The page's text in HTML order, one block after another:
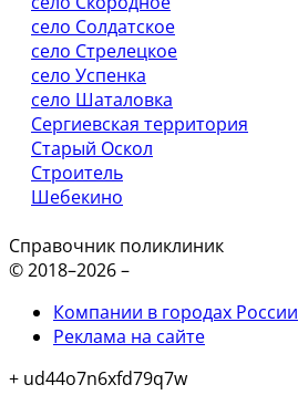
село Солдатское
село Стрелецкое
село Успенка
село Шаталовка
Сергиевская территория
Старый Оскол
Строитель
Шебекино
Справочник поликлиник
© 2018–2026 –
Компании в городах России
Реклама на сайте
+ ud44o7n6xfd79q7w